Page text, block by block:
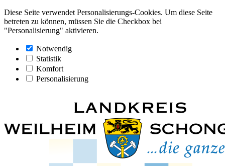
Diese Seite verwendet Personalisierungs-Cookies. Um diese Seite
betreten zu können, müssen Sie die Checkbox bei
"Personalisierung" aktivieren.
Notwendig
Statistik
Komfort
Personalisierung